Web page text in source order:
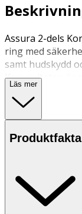
Assura 2-dels
ring med
samt hudskydd
Konvexiteten är
t.ex. indragen
huden. Plattan
Plus 2-dels
Läs mer
Produktfakta